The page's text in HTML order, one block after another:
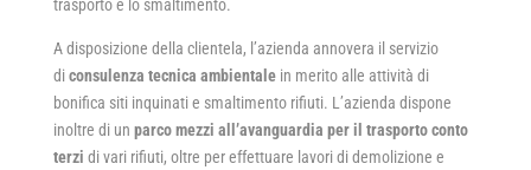
trasporto e lo smaltimento.
A disposizione della clientela, l’azienda annovera il servizio
diconsulenza tecnica ambientalein merito alle attività di
bonifica siti inquinati e smaltimento rifiuti. L’azienda dispone
inoltre di un parco mezzi all’avanguardia per il trasporto conto
terzi di vari rifiuti, oltre per effettuare lavori di demolizione e